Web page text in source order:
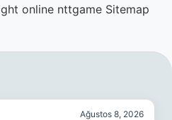
online nttgame Sitemap
Ağustos 8, 2026